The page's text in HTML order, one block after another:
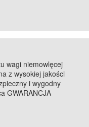
wagi niemowlęcej
z wysokiej jakości
i wygodny
GWARANCJA